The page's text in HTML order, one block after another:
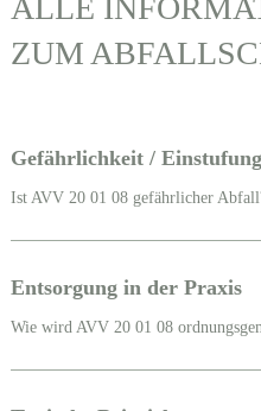
ALLE
ZUM
Gefährlichkeit / Einstufung
Ist AVV 20 01 08 gefährlicher
Entsorgung in der Praxis
Wie wird AVV 20 01 08